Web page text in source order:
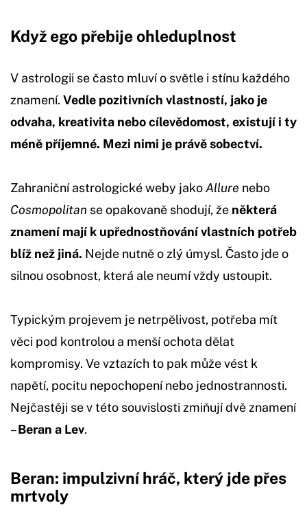
Když ego přebije ohleduplnost
V astrologii se často mluví o světle i stínu každého
znamení. Vedle pozitivních vlastností, jako je
odvaha, kreativita nebo cílevědomost, existují i ty
méně příjemné. Mezi nimi je právě sobectví.
Zahraniční astrologické weby jakoAllure nebo
Cosmopolitan se opakovaně shodují, že některá
znamení mají k upřednostňování vlastních potřeb
blíž než jiná. Nejde nutně o zlý úmysl. Často jde o
silnou osobnost, která ale neumí vždy ustoupit.
Typickým projevem je netrpělivost, potřeba mít
věci pod kontrolou a menší ochota dělat
kompromisy. Ve vztazích to pak může vést k
napětí, pocitu nepochopení nebo jednostrannosti.
Nejčastěji se v této souvislosti zmiňují dvě znamení
–Beran a Lev.
Beran: impulzivní hráč, který jde přes
mrtvoly